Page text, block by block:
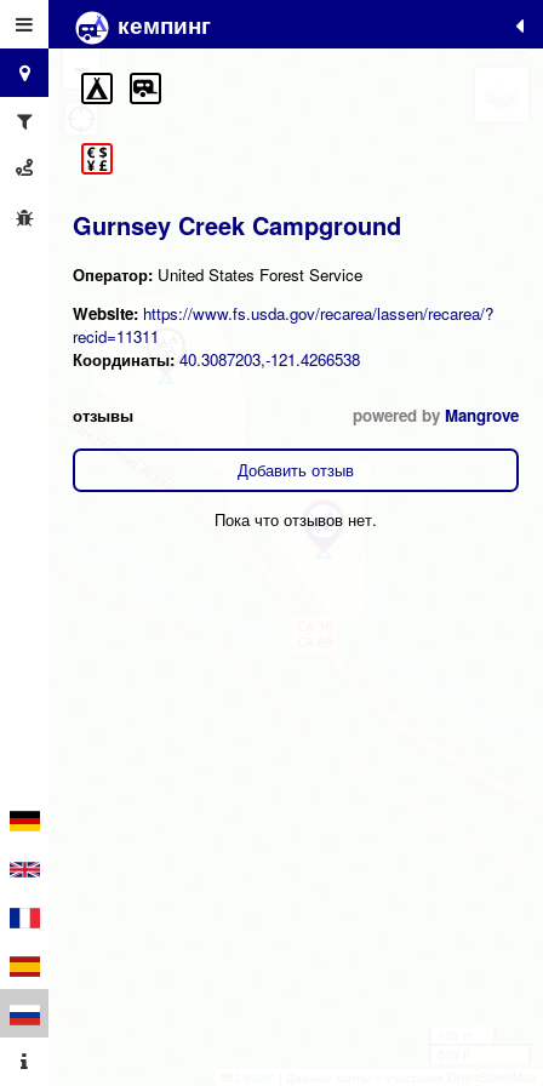
кемпинг
Gurnsey Creek Campground
Оператор: United States Forest Service
Website: https://www.fs.usda.gov/recarea/lassen/recarea/?
recid=11311
Координаты: 40.3087203,-121.4266538
отзывы powered by Mangrove
Добавить отзыв
Пока что отзывов нет.
+
−